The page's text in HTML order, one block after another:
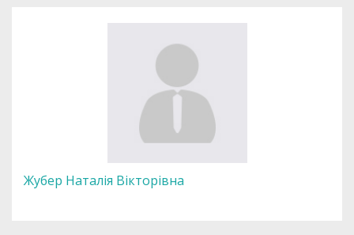
Жубер Наталія Вікторівна